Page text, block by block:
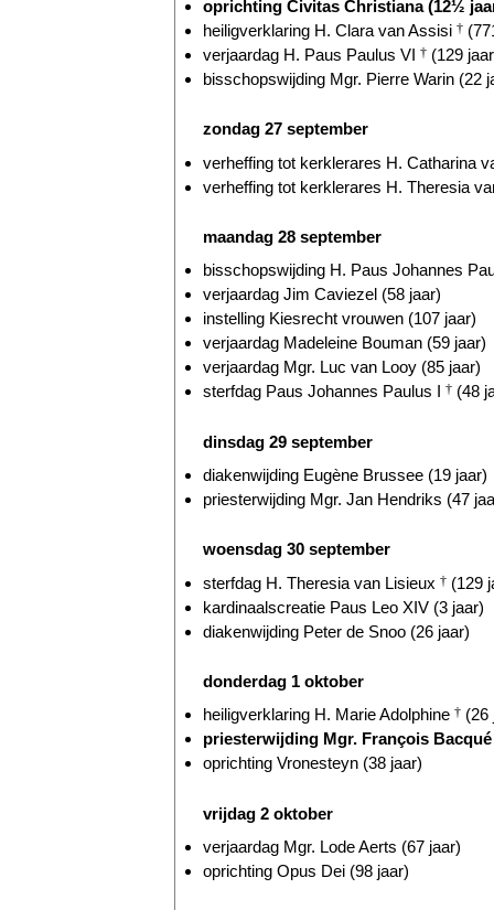
oprichting Civitas Christiana (12½
heiligverklaring H. Clara van Assisi †
verjaardag H. Paus Paulus VI † (129
bisschopswijding Mgr. Pierre Warin (22
zondag 27 september
verheffing tot kerklerares H. Catharina
verheffing tot kerklerares H. Theresia
maandag 28 september
bisschopswijding H. Paus Johannes
verjaardag Jim Caviezel (58 jaar)
instelling Kiesrecht vrouwen (107 jaar)
verjaardag Madeleine Bouman (59 jaar)
verjaardag Mgr. Luc van Looy (85 jaar)
sterfdag Paus Johannes Paulus I † (48
dinsdag 29 september
diakenwijding Eugène Brussee (19 jaar)
priesterwijding Mgr. Jan Hendriks (47
woensdag 30 september
sterfdag H. Theresia van Lisieux † (129
kardinaalscreatie Paus Leo XIV (3 jaar)
diakenwijding Peter de Snoo (26 jaar)
donderdag 1 oktober
heiligverklaring H. Marie Adolphine † (26
priesterwijding Mgr. François
oprichting Vronesteyn (38 jaar)
vrijdag 2 oktober
verjaardag Mgr. Lode Aerts (67 jaar)
oprichting Opus Dei (98 jaar)